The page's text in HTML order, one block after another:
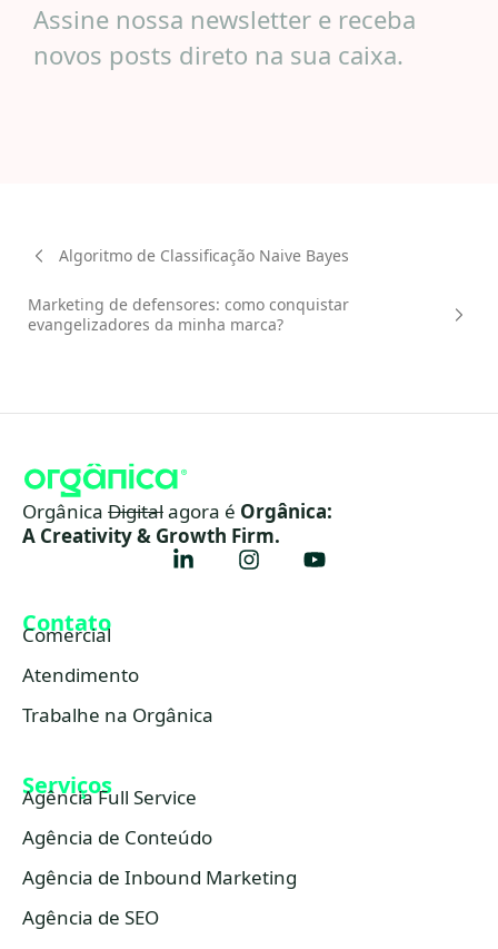
Assine nossa newsletter e receba
novos posts direto na sua caixa.
Algoritmo de Classificação Naive Bayes
Marketing de defensores: como conquistar
evangelizadores da minha marca?
Orgânica Digitalagora é Orgânica:
A Creativity & Growth Firm.
Contato
Comercial
Atendimento
Trabalhe na Orgânica
Serviços
Agência Full Service
Agência de Conteúdo
Agência de Inbound Marketing
Agência de SEO